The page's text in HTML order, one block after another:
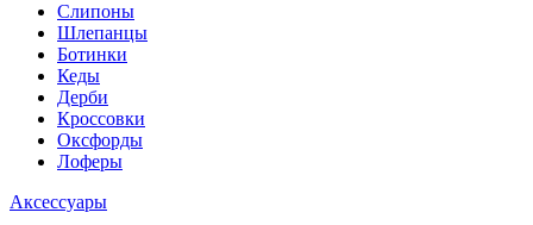
Слипоны
Шлепанцы
Ботинки
Кеды
Дерби
Кроссовки
Оксфорды
Лоферы
Аксессуары